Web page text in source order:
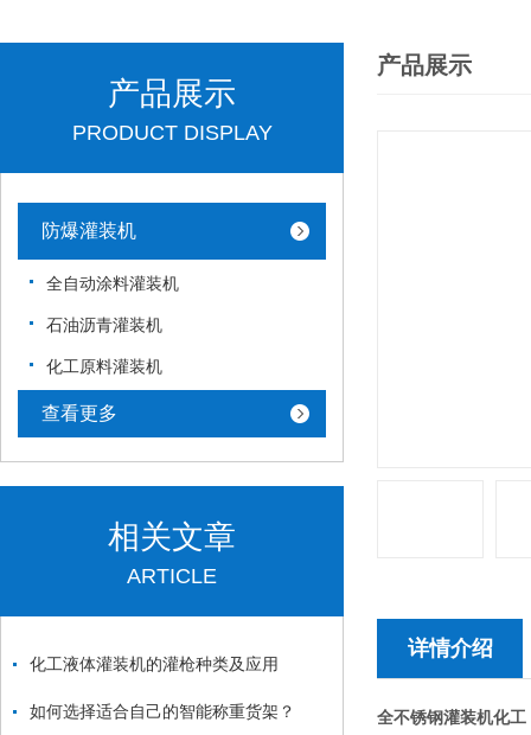
产品展示
PRODUCT DISPLAY
防爆灌装机
全自动涂料灌装机
石油沥青灌装机
化工原料灌装机
查看更多
相关文章
ARTICLE
化工液体灌装机的灌枪种类及应用
如何选择适合自己的智能称重货架？
产品展示
详情介绍
全不锈钢灌装机化